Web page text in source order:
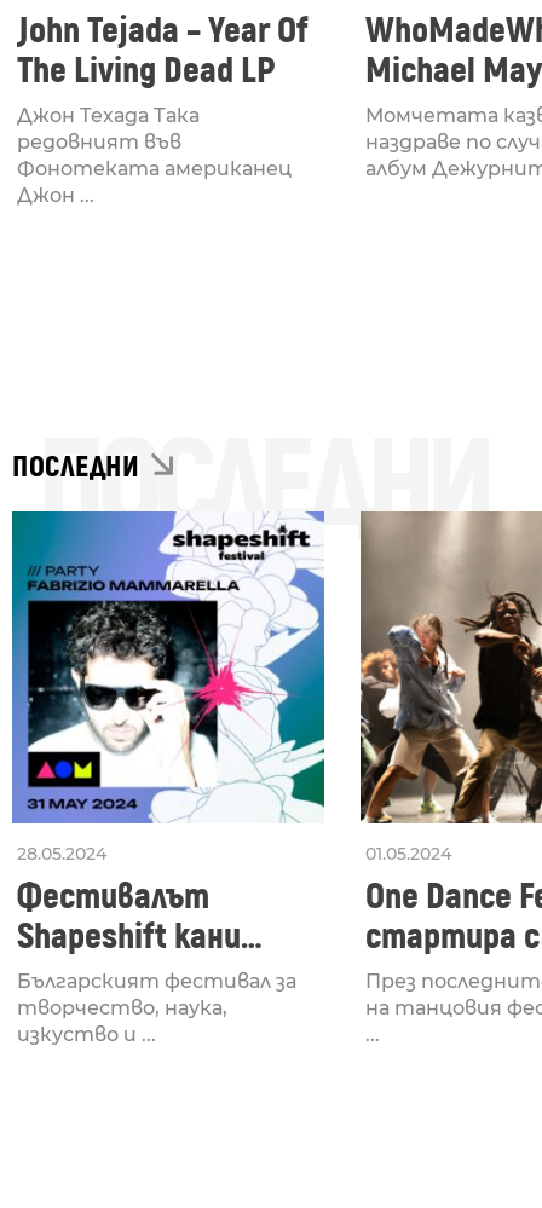
John Tejada – Year Of
The Living Dead LP
Джон Техада Така
редовният във
Фонотеката американец
Джон ...
Michael
Hamstring
Момчетата
наздраве по
албум
ПОСЛЕДНИ
ПОСЛЕДНИ
28.05.2024
Фестивалът
Shapeshift кани
Fabrizio Mammarella
за откриването си
Българският фестивал за
творчество, наука,
изкуство и ...
01.05.2024
One Dance
стартира
Lucid,
рейв
През
на танцовия
...